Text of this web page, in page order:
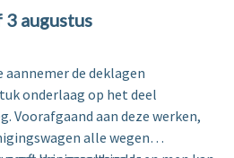
augustus
aannemer de deklagen
onderlaag op het deel
Voorafgaand aan deze werken,
alle wegen